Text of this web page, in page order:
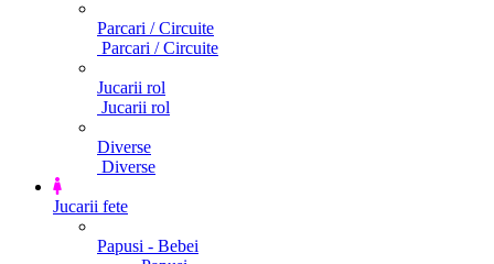
Parcari / Circuite
Parcari / Circuite
Jucarii rol
Jucarii rol
Diverse
Diverse
Jucarii fete
Papusi - Bebei